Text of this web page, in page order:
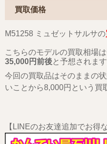
買取価格
M51258 ミュゼットサルサの
こちらのモデルの買取相場
35,000円前後と予想されます
今回の買取品はそのままの
いことから8,000円という買
【LINEのお友達追加でお得